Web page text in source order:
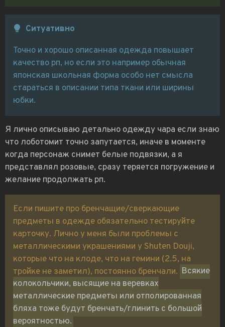
Ситуативно
Точно и хорошо описанная одежда повышает
качество рп, но если это например обычная
японская школьная форма особо нет смысла
стараться в описании типа ткани или ширины
юбки.
Я лично описываю детально одежду чара если знаю
что лоботомит точно запутается, иначе в моменте
когда персонаж снимет белые подвязки, а я
представлял розовые, сразу теряется погружение и
желание продолжать рп.
Если пишите про бренчащие/сверкающие
предметы в одежде обязательно тестируйте
карточку. Лично у меня были проблемы с
металлическими украшениями у Shuten Douji,
которые что на клоде, что на гемини (2.5, на
тройке не заметил), постоянно бренчали. Всякие
колокольчики, высящие на веревках
металлические предметы или отполированная
бляха тоже будут бренчать/глинить с большой
вероятностью.